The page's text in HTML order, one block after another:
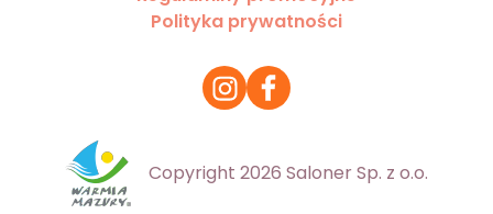
Polityka prywatności
Copyright 2026 Saloner Sp. z o.o.